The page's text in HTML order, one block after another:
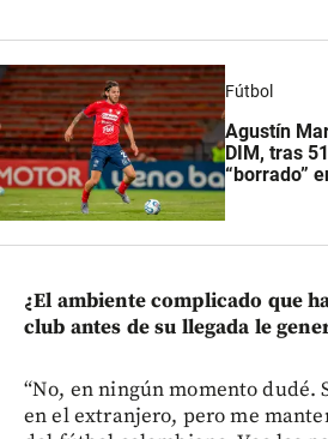
Fútbol
Agustín
DIM, tras
“borrado”
¿El ambiente complicado que
club antes de su llegada le
“No, en ningún momento dudé.
en el extranjero, pero me